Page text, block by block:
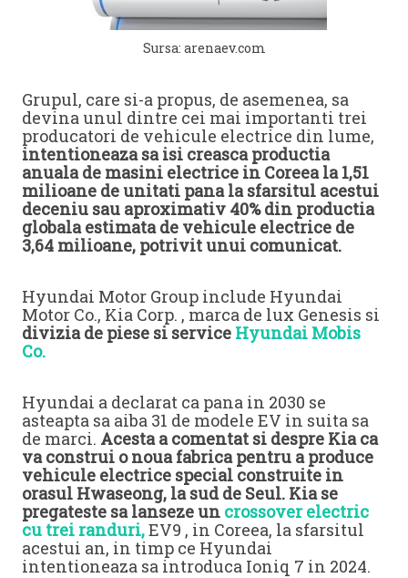
Sursa: arenaev.com
Grupul, care si-a propus, de asemenea, sa
devina unul dintre cei mai importanti trei
producatori de vehicule electrice din lume,
intentioneaza sa isi creasca productia
anuala de masini electrice in Coreea la 1,51
milioane de unitati pana la sfarsitul acestui
deceniu sau aproximativ 40% din productia
globala estimata de vehicule electrice de
3,64 milioane, potrivit unui comunicat.
Hyundai Motor Group include Hyundai
Motor Co., Kia Corp. , marca de lux Genesis si
divizia de piese si service Hyundai Mobis
Co.
Hyundai a declarat ca pana in 2030 se
asteapta sa aiba 31 de modele EV in suita sa
de marci. Acesta a comentat si despre Kia ca
va construi o noua fabrica pentru a produce
vehicule electrice special construite in
orasul Hwaseong, la sud de Seul. Kia se
pregateste sa lanseze un crossover electric
cu trei randuri,EV9 , in Coreea, la sfarsitul
acestui an, in timp ce Hyundai
intentioneaza sa introduca Ioniq 7 in 2024.